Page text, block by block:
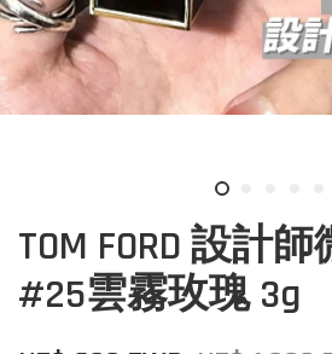
TOM FORD 設計
#25雲霧玫瑰 3g